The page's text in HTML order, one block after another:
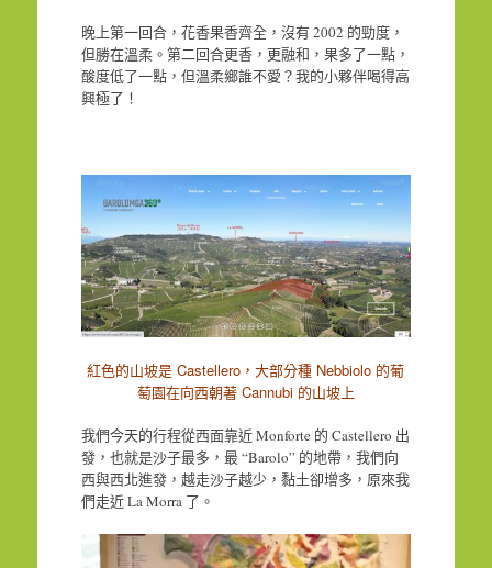
晚上第一回合，花香果香齊全，沒有 2002 的勁度，
但勝在溫柔。第二回合更香，更融和，果多了一點，
酸度低了一點，但溫柔鄉誰不愛？我的小夥伴喝得高
興極了！
紅色的山坡是 Castellero，大部分種 Nebbiolo 的葡
萄園在向西朝著 Cannubi 的山坡上
我們今天的行程從西面靠近 Monforte 的 Castellero 出
發，也就是沙子最多，最 “Barolo” 的地帶，我們向
西與西北進發，越走沙子越少，黏土卻增多，原來我
們走近 La Morra 了。